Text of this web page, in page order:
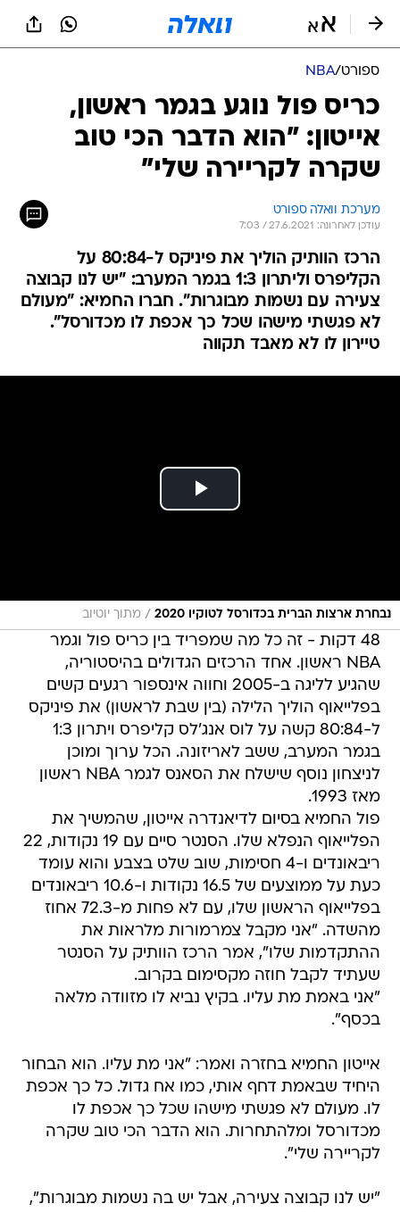
ספורט/
NBA
כריס פול נוגע בגמר ראשון,
אייטון: "הוא הדבר הכי טוב
שקרה לקריירה שלי"
מערכת וואלה ספורט
עודכן לאחרונה: 27.6.2021 / 7:03
הרכז הוותיק הוליך את פיניקס ל-80:84 על
הקליפרס וליתרון 1:3 בגמר המערב: "יש לנו קבוצה
צעירה עם נשמות מבוגרות". חברו החמיא: "מעולם
לא פגשתי מישהו שכל כך אכפת לו מכדורסל".
טיירון לו לא מאבד תקווה
נבחרת ארצות הברית בכדורסל לטוקיו 2020 / מתוך יוטיוב
48 דקות - זה כל מה שמפריד בין כריס פול וגמר
NBA ראשון. אחד הרכזים הגדולים בהיסטוריה,
שהגיע לליגה ב-2005 וחווה אינספור רגעים קשים
בפלייאוף הוליך הלילה (בין שבת לראשון) את פיניקס
ל-80:84 קשה על לוס אנג'לס קליפרס ויתרון 1:3
בגמר המערב, ששב לאריזונה. הכל ערוך ומוכן
לניצחון נוסף שישלח את הסאנס לגמר NBA ראשון
מאז 1993.
פול החמיא בסיום לדיאנדרה אייטון, שהמשיך את
הפלייאוף הנפלא שלו. הסנטר סיים עם 19 נקודות, 22
ריבאונדים ו-4 חסימות, שוב שלט בצבע והוא עומד
כעת על ממוצעים של 16.5 נקודות ו-10.6 ריבאונדים
בפלייאוף הראשון שלו, עם לא פחות מ-72.3 אחוז
מהשדה. "אני מקבל צמרמורות מלראות את
ההתקדמות שלו", אמר הרכז הוותיק על הסנטר
שעתיד לקבל חוזה מקסימום בקרוב.
"אני באמת מת עליו. בקיץ נביא לו מזוודה מלאה
בכסף".
אייטון החמיא בחזרה ואמר: "אני מת עליו. הוא הבחור
היחיד שבאמת דחף אותי, כמו אח גדול. כל כך אכפת
לו. מעולם לא פגשתי מישהו שכל כך אכפת לו
מכדורסל ומלהתחרות. הוא הדבר הכי טוב שקרה
לקריירה שלי".
"יש לנו קבוצה צעירה, אבל יש בה נשמות מבוגרות",